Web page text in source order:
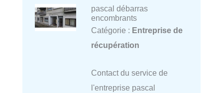
pascal débarras
encombrants
Catégorie : Entreprise de
récupération
Contact du service de
l'entreprise pascal